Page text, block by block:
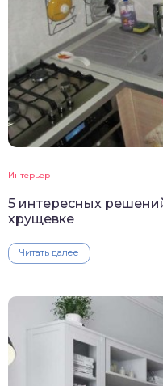
Интерьер
5 интересных
хрущевке
Читать далее